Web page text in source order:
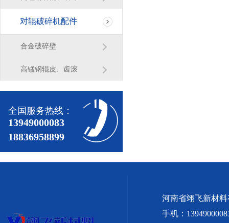
对辊破碎机配件
合金破碎壁
高锰钢辊皮、齿滚
全国服务热线：
13949000083
18836958899
河南省翊飞新材
手机：